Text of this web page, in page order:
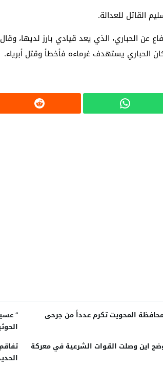
القاتل للعدالة.
عن الحباري، الذي يعد قيادي بارز لديها،
الحباري يستهدف غرماءه فأخطأ وقتل أبرياء.
المحويت تكرم عدداً من جرحى
”
اين وصلت القوات الشرعية في معركة